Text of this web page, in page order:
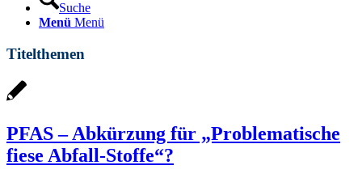
Suche
Menü Menü
Titelthemen
PFAS – Abkürzung für „Problematische
fiese Abfall-Stoffe“?